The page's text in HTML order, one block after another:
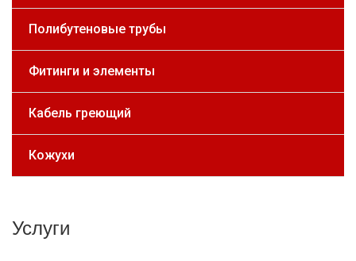
Полибутеновые трубы
Фитинги и элементы
Кабель греющий
Кожухи
Услуги